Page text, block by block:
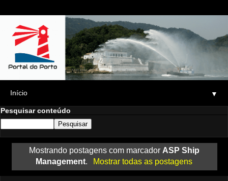
▼
Pesquisar conteúdo
Mostrando postagens com marcador ASP Ship
Management. Mostrar todas as postagens